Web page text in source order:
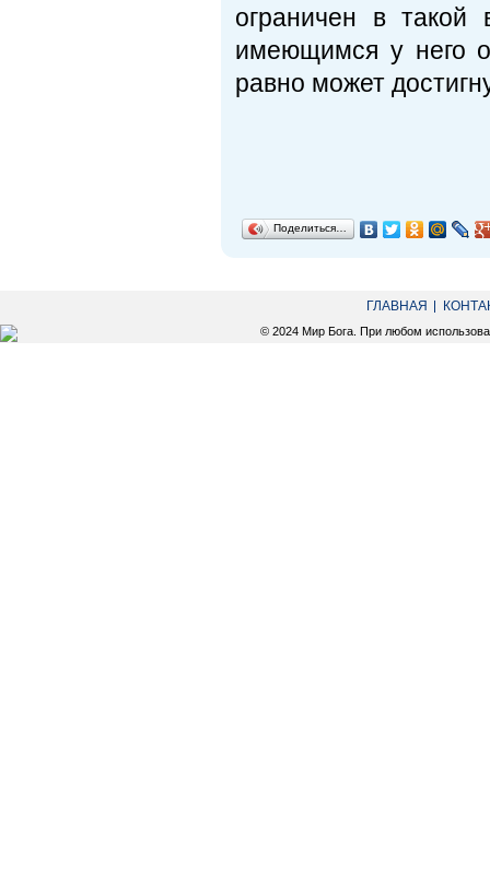
ограничен в такой
имеющимся у него
равно может
Поделиться…
ГЛАВНАЯ
© 2024 Мир Бога. При любом